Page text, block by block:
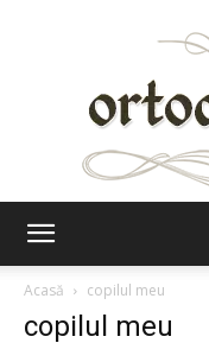
Acasă
copilul meu
copilul meu